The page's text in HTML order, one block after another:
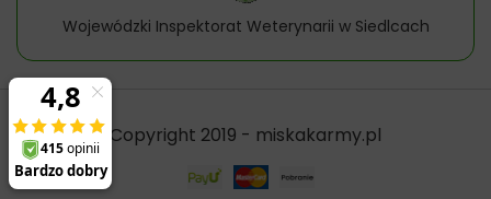
Wojewódzki Inspektorat Weterynarii w Siedlcach
Copyright 2019 - miskakarmy.pl